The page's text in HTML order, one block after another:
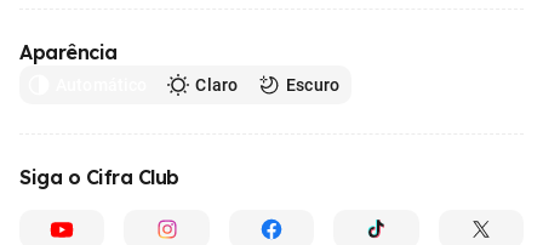
Aparência
Claro Escuro
Siga o Cifra Club